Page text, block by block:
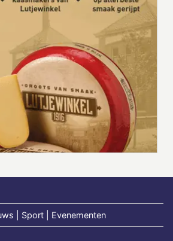
| Sport | Evenementen